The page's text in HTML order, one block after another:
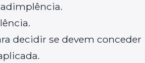
decidir se devem conceder